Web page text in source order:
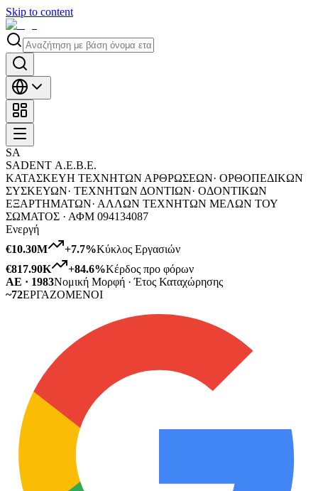
Skip to content
SΑ
SADENT Α.Ε.Β.Ε.
ΚΑΤΑΣΚΕΥΗ ΤΕΧΝΗΤΩΝ ΑΡΘΡΩΣΕΩΝ· ΟΡΘΟΠΕΔΙΚΩΝ
ΣΥΣΚΕΥΩΝ· ΤΕΧΝΗΤΩΝ ΔΟΝΤΙΩΝ· ΟΔΟΝΤΙΚΩΝ
ΕΞΑΡΤΗΜΑΤΩΝ· ΑΛΛΩΝ ΤΕΧΝΗΤΩΝ ΜΕΛΩΝ ΤΟΥ
ΣΩΜΑΤΟΣ · ΑΦΜ 094134087
Ενεργή
€10.30M
+7.7%Κύκλος Εργασιών
€817.90K
+84.6%Κέρδος προ φόρων
ΑΕ · 1983Νομική Μορφή · Έτος Καταχώρησης
~72ΕΡΓΑΖΟΜΕΝΟΙ